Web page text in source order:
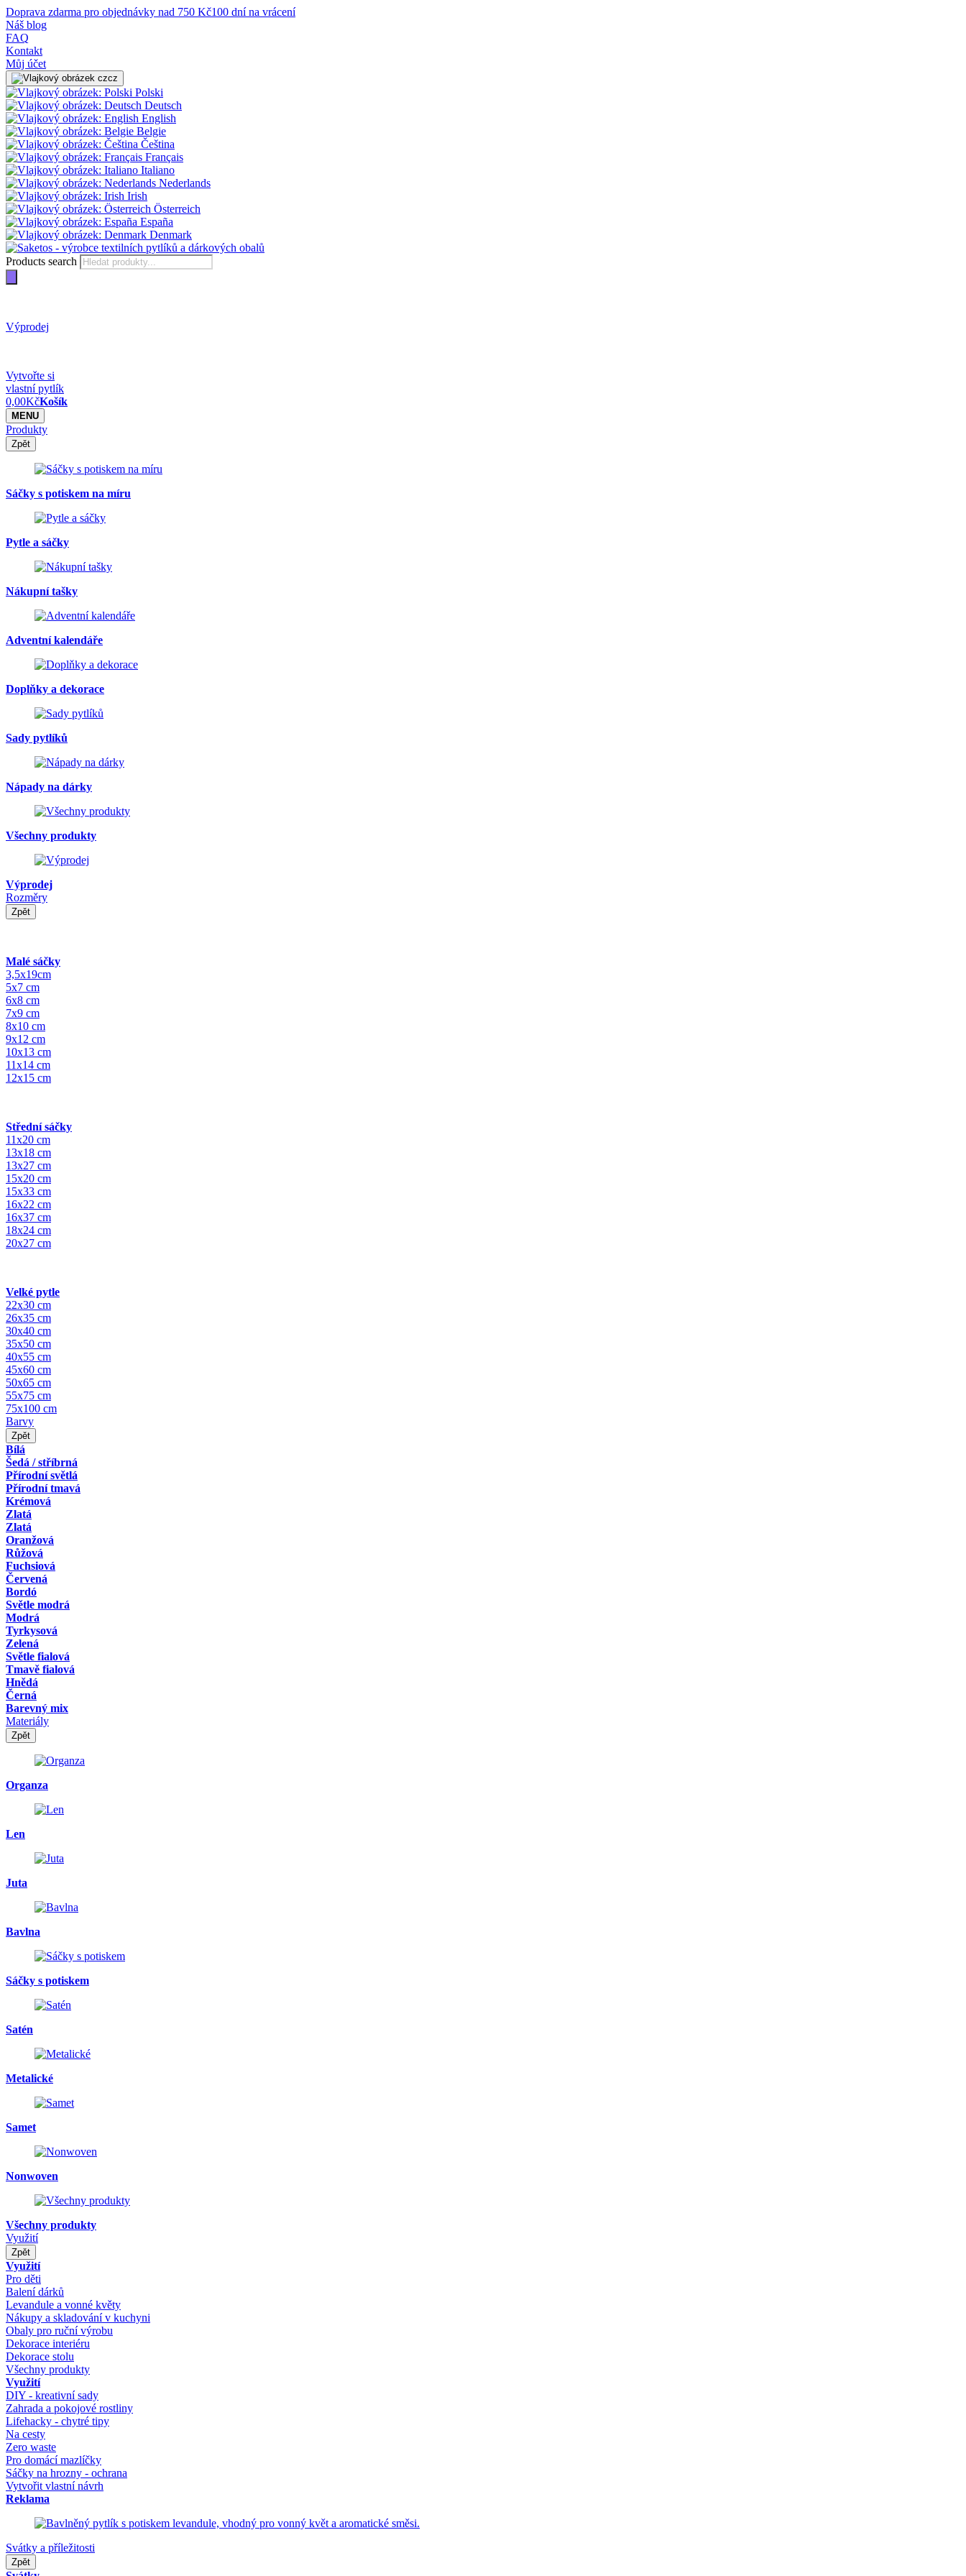
Doprava zdarma pro objednávky nad 750 Kč100 dní na vrácení
Náš blog
FAQ
Kontakt
Můj účet
cz
Polski
Deutsch
English
Belgie
Čeština
Français
Italiano
Nederlands
Irish
Österreich
España
Denmark
Products search
Výprodej
Vytvořte si
vlastní pytlík
0,00KčKošík
MENU
Produkty
Zpět
Sáčky s potiskem na míru
Pytle a sáčky
Nákupní tašky
Adventní kalendáře
Doplňky a dekorace
Sady pytlíků
Nápady na dárky
Všechny produkty
Výprodej
Rozměry
Zpět
Malé sáčky
3,5x19cm
5x7 cm
6x8 cm
7x9 cm
8x10 cm
9x12 cm
10x13 cm
11x14 cm
12x15 cm
Střední sáčky
11x20 cm
13x18 cm
13x27 cm
15x20 cm
15x33 cm
16x22 cm
16x37 cm
18x24 cm
20x27 cm
Velké pytle
22x30 cm
26x35 cm
30x40 cm
35x50 cm
40x55 cm
45x60 cm
50x65 cm
55x75 cm
75x100 cm
Barvy
Zpět
Bílá
Šedá / stříbrná
Přírodní světlá
Přírodní tmavá
Krémová
Zlatá
Zlatá
Oranžová
Růžová
Fuchsiová
Červená
Bordó
Světle modrá
Modrá
Tyrkysová
Zelená
Světle fialová
Tmavě fialová
Hnědá
Černá
Barevný mix
Materiály
Zpět
Organza
Len
Juta
Bavlna
Sáčky s potiskem
Satén
Metalické
Samet
Nonwoven
Všechny produkty
Využití
Zpět
Využití
Pro děti
Balení dárků
Levandule a vonné květy
Nákupy a skladování v kuchyni
Obaly pro ruční výrobu
Dekorace interiéru
Dekorace stolu
Všechny produkty
Využití
DIY - kreativní sady
Zahrada a pokojové rostliny
Lifehacky - chytré tipy
Na cesty
Zero waste
Pro domácí mazlíčky
Sáčky na hrozny - ochrana
Vytvořit vlastní návrh
Reklama
Svátky a příležitosti
Zpět